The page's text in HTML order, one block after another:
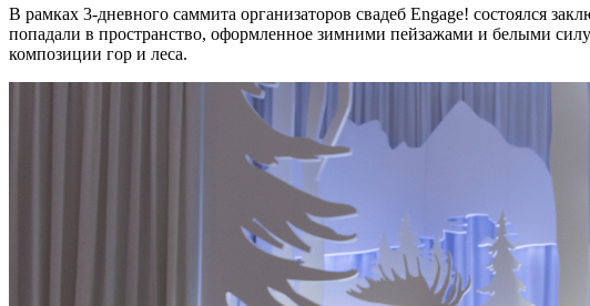
В рамках 3-дневного саммита организаторов свадеб Engage! состоялся
попадали в пространство, оформленное зимними пейзажами и белыми
композиции гор и леса.